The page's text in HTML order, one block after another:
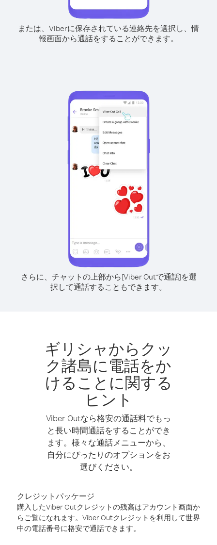
または、Viberに保存されている連絡先を選択し、情
報画面から通話をすることができます。
さらに、チャットの上部から[Viber Outで通話]を選
択して通話することもできます。
ギリシャからクッ
ク諸島に電話をか
けることに関する
ヒント
Viber Outなら格安の通話料でもっ
と長い時間通話をすることができ
ます。様々な通話メニューから、
自分にぴったりのオプションをお
選びください。
クレジットパッケージ
購入したViber Outクレジットの残高はアカウント画面か
らご覧になれます。Viber Outクレジットを利用して世界
中の電話番号に格安で通話できます。